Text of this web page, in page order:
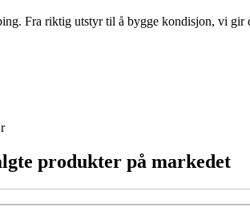
Fra riktig utstyr til å bygge kondisjon, vi gir
produkter på markedet